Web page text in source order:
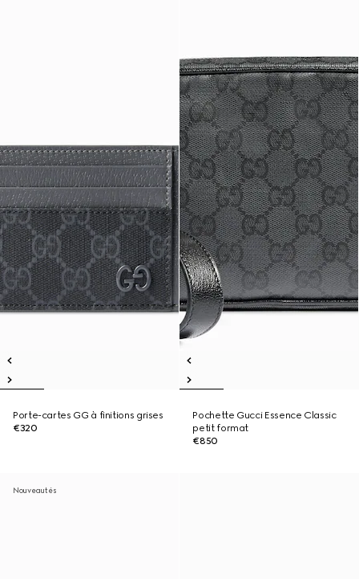
Porte-cartes GG à finitions grises
€320
Pochette Gucci Essence Classic
petit format
€850
Nouveautés